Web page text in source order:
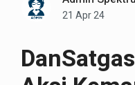
21 Apr 24